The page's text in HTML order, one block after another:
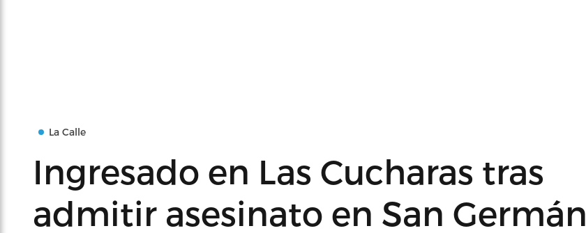
La Calle
Ingresado en Las Cucharas tras
admitir asesinato en San Germán